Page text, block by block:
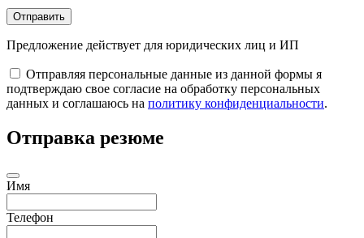
Отправить
Предложение действует для юридических лиц и ИП
Отправляя персональные данные из данной формы я
подтверждаю свое согласие на обработку персональных
данных и соглашаюсь на политику конфиденциальности.
Отправка резюме
Имя
Телефон